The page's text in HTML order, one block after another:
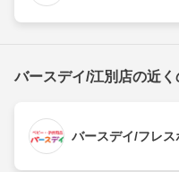
バースデイ/江別店の近
バースデイ/フレス